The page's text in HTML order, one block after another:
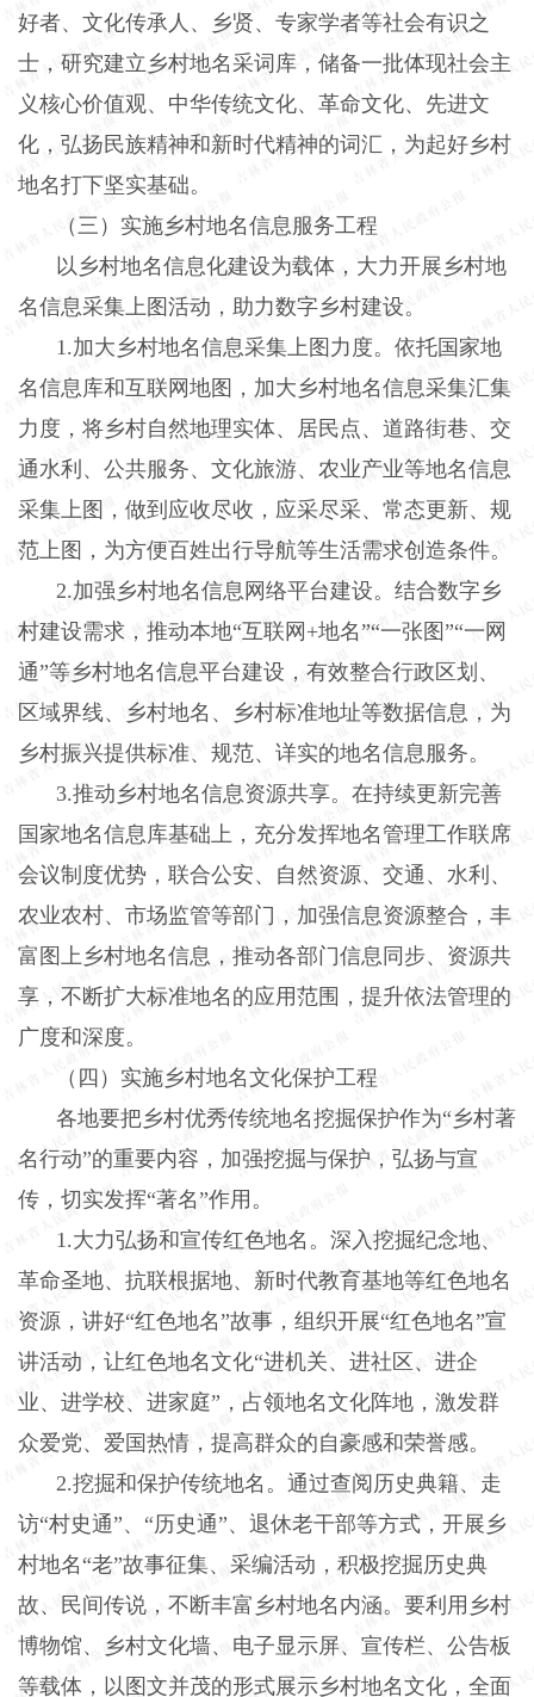
好者、文化传承人、乡贤、专家学者等社会有识之
士，研究建立乡村地名采词库，储备一批体现社会主
义核心价值观、中华传统文化、革命文化、先进文
化，弘扬民族精神和新时代精神的词汇，为起好乡村
地名打下坚实基础。
（三）实施乡村地名信息服务工程
以乡村地名信息化建设为载体，大力开展乡村地
名信息采集上图活动，助力数字乡村建设。
1.加大乡村地名信息采集上图力度。依托国家地
名信息库和互联网地图，加大乡村地名信息采集汇集
力度，将乡村自然地理实体、居民点、道路街巷、交
通水利、公共服务、文化旅游、农业产业等地名信息
采集上图，做到应收尽收，应采尽采、常态更新、规
范上图，为方便百姓出行导航等生活需求创造条件。
2.加强乡村地名信息网络平台建设。结合数字乡
村建设需求，推动本地“互联网 +地名”“一张图”“一网
通”等乡村地名信息平台建设，有效整合行政区划、
区域界线、乡村地名、乡村标准地址等数据信息，为
乡村振兴提供标准、规范、详实的地名信息服务。
3.推动乡村地名信息资源共享。在持续更新完善
国家地名信息库基础上，充分发挥地名管理工作联席
会议制度优势，联合公安、自然资源、交通、水利、
农业农村、市场监管等部门，加强信息资源整合，丰
富图上乡村地名信息，推动各部门信息同步、资源共
享，不断扩大标准地名的应用范围，提升依法管理的
广度和深度。
（四）实施乡村地名文化保护工程
各地要把乡村优秀传统地名挖掘保护作为“乡村著
名行动”的重要内容，加强挖掘与保护，弘扬与宣
传，切实发挥“著名”作用。
1.大力弘扬和宣传红色地名。深入挖掘纪念地、
革命圣地、抗联根据地、新时代教育基地等红色地名
资源，讲好“红色地名”故事，组织开展“红色地名”宣
讲活动，让红色地名文化“进机关、进社区、进企
业、进学校、进家庭”，占领地名文化阵地，激发群
众爱党、爱国热情，提高群众的自豪感和荣誉感。
2.挖掘和保护传统地名。通过查阅历史典籍、走
访“村史通”、“历史通”、退休老干部等方式，开展乡
村地名“老”故事征集、采编活动，积极挖掘历史典
故、民间传说，不断丰富乡村地名内涵。要利用乡村
博物馆、乡村文化墙、电子显示屏、宣传栏、公告板
等载体，以图文并茂的形式展示乡村地名文化，全面